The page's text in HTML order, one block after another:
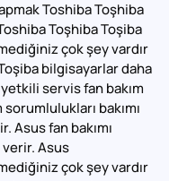
Toshiba Toşhiba
Toşhiba Toşiba
çok şey vardır
bilgisayarlar daha
servis fan bakım
bakımı
Asus fan bakımı
Asus
çok şey vardır